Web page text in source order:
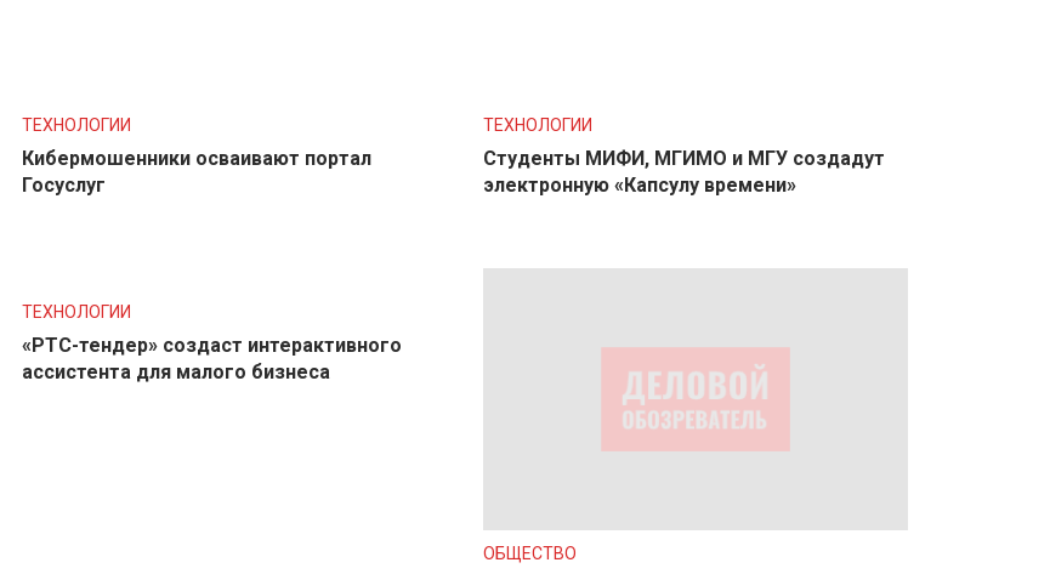
ТЕХНОЛОГИИ
Кибермошенники осваивают портал
Госуслуг
ТЕХНОЛОГИИ
Студенты МИФИ, МГИМО и МГУ создадут
электронную «Капсулу времени»
ТЕХНОЛОГИИ
«РТС-тендер» создаст интерактивного
ассистента для малого бизнеса
ОБЩЕСТВО